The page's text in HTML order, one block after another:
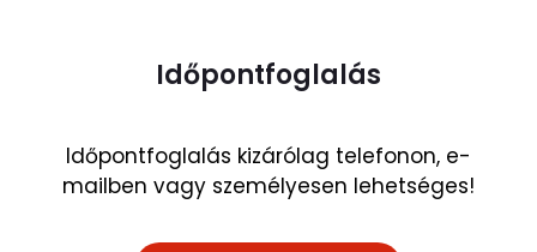
Időpontfoglalás
Időpontfoglalás kizárólag telefonon, e-
mailben vagy személyesen lehetséges!